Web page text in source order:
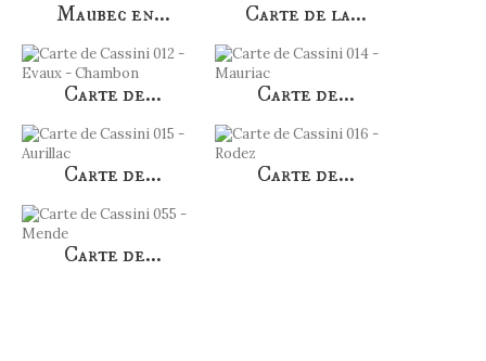
Maubec en... Carte de la...
Carte de... Carte de...
Carte de... Carte de...
Carte de...